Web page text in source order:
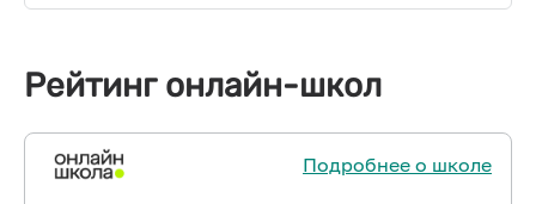
Рейтинг онлайн-школ
Подробнее о школе